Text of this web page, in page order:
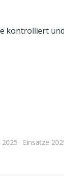
kontrolliert
2025
Einsätze